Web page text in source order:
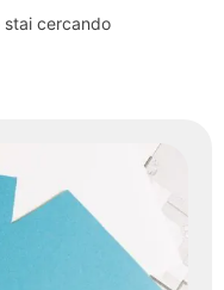
stai cercando